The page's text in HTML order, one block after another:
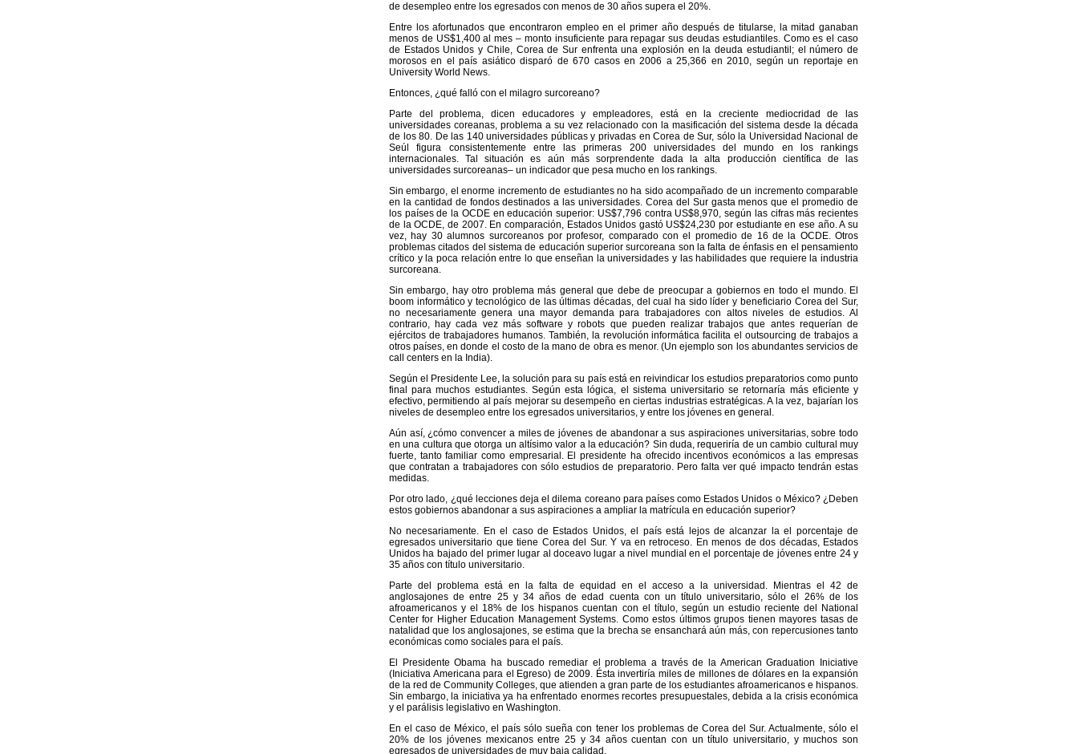
de desempleo entre los egresados con menos de 30 años supera el 20%.
Entre los afortunados que encontraron empleo en el primer año después de titularse, la mitad ganaban
menos de US$1,400 al mes – monto insuficiente para repagar sus deudas estudiantiles. Como es el caso
de Estados Unidos y Chile, Corea de Sur enfrenta una explosión en la deuda estudiantil; el número de
morosos en el país asiático disparó de 670 casos en 2006 a 25,366 en 2010, según un reportaje en
University World News.
Entonces, ¿qué falló con el milagro surcoreano?
Parte del problema, dicen educadores y empleadores, está en la creciente mediocridad de las
universidades coreanas, problema a su vez relacionado con la masificación del sistema desde la década
de los 80. De las 140 universidades públicas y privadas en Corea de Sur, sólo la Universidad Nacional de
Seúl figura consistentemente entre las primeras 200 universidades del mundo en los rankings
internacionales. Tal situación es aún más sorprendente dada la alta producción científica de las
universidades surcoreanas– un indicador que pesa mucho en los rankings.
Sin embargo, el enorme incremento de estudiantes no ha sido acompañado de un incremento comparable
en la cantidad de fondos destinados a las universidades. Corea del Sur gasta menos que el promedio de
los países de la OCDE en educación superior: US$7,796 contra US$8,970, según las cifras más recientes
de la OCDE, de 2007. En comparación, Estados Unidos gastó US$24,230 por estudiante en ese año. A su
vez, hay 30 alumnos surcoreanos por profesor, comparado con el promedio de 16 de la OCDE. Otros
problemas citados del sistema de educación superior surcoreana son la falta de énfasis en el pensamiento
crítico y la poca relación entre lo que enseñan la universidades y las habilidades que requiere la industria
surcoreana.
Sin embargo, hay otro problema más general que debe de preocupar a gobiernos en todo el mundo. El
boom informático y tecnológico de las últimas décadas, del cual ha sido líder y beneficiario Corea del Sur,
no necesariamente genera una mayor demanda para trabajadores con altos niveles de estudios. Al
contrario, hay cada vez más software y robots que pueden realizar trabajos que antes requerían de
ejércitos de trabajadores humanos. También, la revolución informática facilita el outsourcing de trabajos a
otros países, en donde el costo de la mano de obra es menor. (Un ejemplo son los abundantes servicios de
call centers en la India).
Según el Presidente Lee, la solución para su país está en reivindicar los estudios preparatorios como punto
final para muchos estudiantes. Según esta lógica, el sistema universitario se retornaría más eficiente y
efectivo, permitiendo al país mejorar su desempeño en ciertas industrias estratégicas. A la vez, bajarían los
niveles de desempleo entre los egresados universitarios, y entre los jóvenes en general.
Aún así, ¿cómo convencer a miles de jóvenes de abandonar a sus aspiraciones universitarias, sobre todo
en una cultura que otorga un altísimo valor a la educación? Sin duda, requeriría de un cambio cultural muy
fuerte, tanto familiar como empresarial. El presidente ha ofrecido incentivos económicos a las empresas
que contratan a trabajadores con sólo estudios de preparatorio. Pero falta ver qué impacto tendrán estas
medidas.
Por otro lado, ¿qué lecciones deja el dilema coreano para países como Estados Unidos o México? ¿Deben
estos gobiernos abandonar a sus aspiraciones a ampliar la matrícula en educación superior?
No necesariamente. En el caso de Estados Unidos, el país está lejos de alcanzar la el porcentaje de
egresados universitario que tiene Corea del Sur. Y va en retroceso. En menos de dos décadas, Estados
Unidos ha bajado del primer lugar al doceavo lugar a nivel mundial en el porcentaje de jóvenes entre 24 y
35 años con título universitario.
Parte del problema está en la falta de equidad en el acceso a la universidad. Mientras el 42 de
anglosajones de entre 25 y 34 años de edad cuenta con un título universitario, sólo el 26% de los
afroamericanos y el 18% de los hispanos cuentan con el título, según un estudio reciente del National
Center for Higher Education Management Systems. Como estos últimos grupos tienen mayores tasas de
natalidad que los anglosajones, se estima que la brecha se ensanchará aún más, con repercusiones tanto
económicas como sociales para el país.
El Presidente Obama ha buscado remediar el problema a través de la American Graduation Iniciative
(Iniciativa Americana para el Egreso) de 2009. Ésta invertiría miles de millones de dólares en la expansión
de la red de Community Colleges, que atienden a gran parte de los estudiantes afroamericanos e hispanos.
Sin embargo, la iniciativa ya ha enfrentado enormes recortes presupuestales, debida a la crisis económica
y el parálisis legislativo en Washington.
En el caso de México, el país sólo sueña con tener los problemas de Corea del Sur. Actualmente, sólo el
20% de los jóvenes mexicanos entre 25 y 34 años cuentan con un título universitario, y muchos son
egresados de universidades de muy baja calidad.